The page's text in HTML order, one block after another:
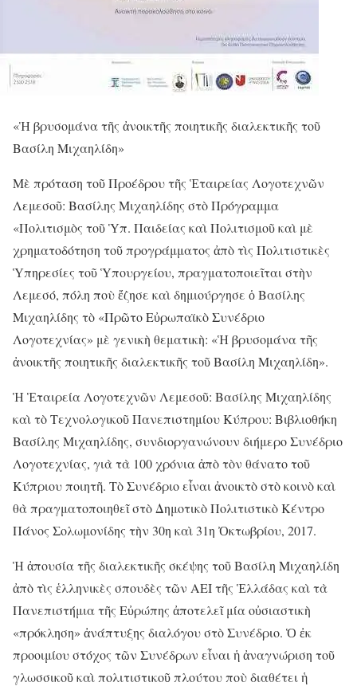
«Ἡ βρυσομάνα τῆς ἀνοικτῆς ποιητικῆς διαλεκτικῆς τοῦ
Βασίλη Μιχαηλίδη»
Μὲ πρόταση τοῦ Προέδρου τῆς Ἑταιρείας Λογοτεχνῶν
Λεμεσοῦ: Βασίλης Μιχαηλίδης στὸ Πρόγραμμα
«Πολιτισμὸς τοῦ Ὑπ. Παιδείας καὶ Πολιτισμοῦ καὶ μὲ
χρηματοδότηση τοῦ προγράμματος ἀπὸ τὶς Πολιτιστικὲς
Ὑπηρεσίες τοῦ Ὑπουργείου, πραγματοποιεῖται στὴν
Λεμεσό, πόλη ποὺ ἔζησε καὶ δημιούργησε ὁ Βασίλης
Μιχαηλίδης τὸ «Πρῶτο Εὐρωπαϊκὸ Συνέδριο
Λογοτεχνίας» μὲ γενικὴ θεματικὴ: «Ἡ βρυσομάνα τῆς
ἀνοικτῆς ποιητικῆς διαλεκτικῆς τοῦ Βασίλη Μιχαηλίδη».
Ἡ Ἑταιρεία Λογοτεχνῶν Λεμεσοῦ: Βασίλης Μιχαηλίδης
καὶ τὸ Τεχνολογικοῦ Πανεπιστημίου Κύπρου: Βιβλιοθήκη
Βασίλης Μιχαηλίδης, συνδιοργανώνουν διήμερο Συνέδριο
Λογοτεχνίας, γιὰ τὰ 100 χρόνια ἀπὸ τὸν θάνατο τοῦ
Κύπριου ποιητῆ. Τὸ Συνέδριο εἶναι ἀνοικτὸ στὸ κοινὸ καὶ
θὰ πραγματοποιηθεῖ στὸ Δημοτικὸ Πολιτιστικὸ Κέντρο
Πάνος Σολωμονίδης τὴν 30η καὶ 31η Ὀκτωβρίου, 2017.
Ἡ ἀπουσία τῆς διαλεκτικῆς σκέψης τοῦ Βασίλη Μιχαηλίδη
ἀπὸ τὶς ἑλληνικὲς σπουδὲς τῶν ΑΕΙ τῆς Ἑλλάδας καὶ τὰ
Πανεπιστήμια τῆς Εὐρώπης ἀποτελεῖ μία οὐσιαστικὴ
«πρόκληση» ἀνάπτυξης διαλόγου στὸ Συνέδριο. Ὁ ἐκ
προοιμίου στόχος τῶν Συνέδρων εἶναι ἡ ἀναγνώριση τοῦ
γλωσσικοῦ καὶ πολιτιστικοῦ πλούτου ποὺ διαθέτει ἡ